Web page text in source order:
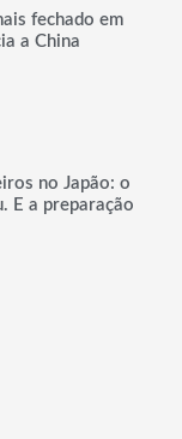
fechado em
a China
no Japão: o
E a preparação